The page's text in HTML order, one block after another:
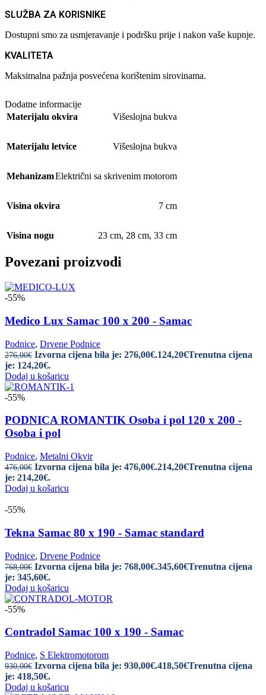
SLUŽBA ZA KORISNIKE
Dostupni smo za usmjeravanje i podršku prije i nakon vaše kupnje.
KVALITETA
Maksimalna pažnja posvećena korištenim sirovinama.
Dodatne informacije
Materijalu okvira
Višeslojna bukva
Materijalu letvice Višeslojna bukva
MehanizamElektrični sa skrivenim motorom
Visina okvira 7 cm
Visina nogu 23 cm, 28 cm, 33 cm
Povezani proizvodi
-55%
Medico Lux Samac 100 x 200 - Samac
Podnice, Drvene Podnice
276,00€ Izvorna cijena bila je: 276,00€.124,20€Trenutna cijena
je: 124,20€.
Dodaj u košaricu
-55%
PODNICA ROMANTIK Osoba i pol 120 x 200 -
Osoba i pol
Podnice, Metalni Okvir
476,00€ Izvorna cijena bila je: 476,00€.214,20€Trenutna cijena
je: 214,20€.
Dodaj u košaricu
-55%
Tekna Samac 80 x 190 - Samac standard
Podnice, Drvene Podnice
768,00€ Izvorna cijena bila je: 768,00€.345,60€Trenutna cijena
je: 345,60€.
Dodaj u košaricu
-55%
Contradol Samac 100 x 190 - Samac
Podnice, S Elektromotorom
930,00€ Izvorna cijena bila je: 930,00€.418,50€Trenutna cijena
je: 418,50€.
Dodaj u košaricu